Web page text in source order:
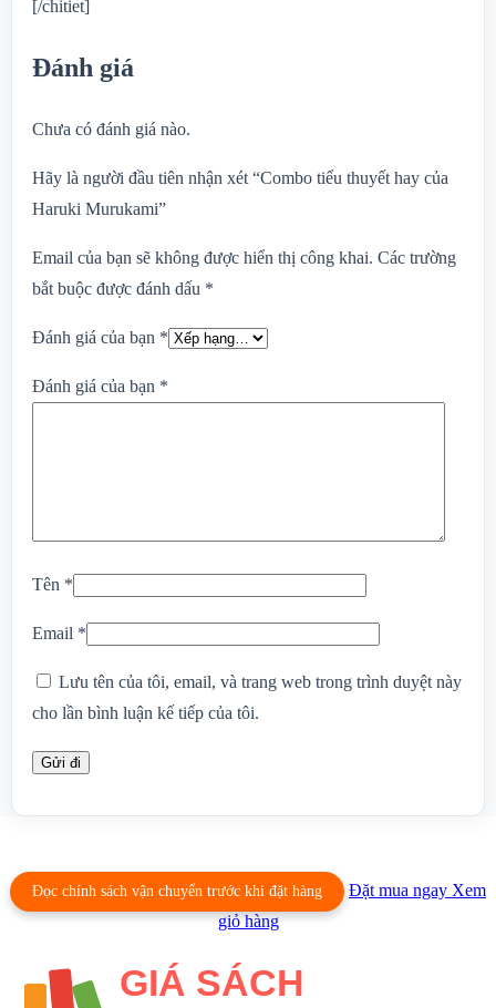
[/chitiet]
Đánh giá
Chưa có đánh giá nào.
Hãy là người đầu tiên nhận xét “Combo tiểu thuyết hay của
Haruki Murukami”
Email của bạn sẽ không được hiển thị công khai. Các trường
bắt buộc được đánh dấu *
Đánh giá của bạn *
Đánh giá của bạn *
Tên *
Email *
Lưu tên của tôi, email, và trang web trong trình duyệt này
cho lần bình luận kế tiếp của tôi.
Đọc chính sách vận chuyển trước khi đặt hàng Đặt mua ngay Xem
giỏ hàng